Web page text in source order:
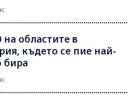
на областите в
където се пие най-
бира